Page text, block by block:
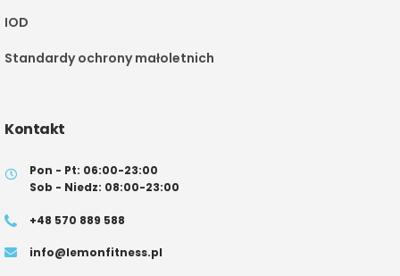
IOD
Standardy ochrony małoletnich
Kontakt
Pon - Pt: 06:00-23:00
Sob - Niedz: 08:00-23:00
+48 570 889 588
info@lemonfitness.pl